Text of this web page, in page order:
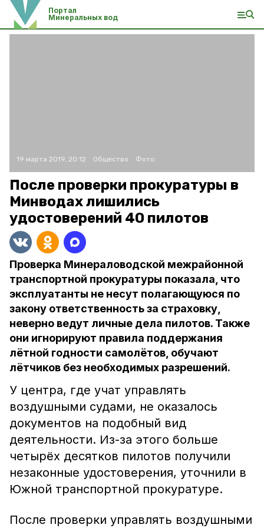
Портал
Минеральных вод
19 марта 2019, 20:12 Общество Фото:
После проверки прокуратуры в
Минводах лишились
удостоверений 40 пилотов
Проверка Минераловодской межрайонной
транспортной прокуратуры показала, что
эксплуатанты не несут полагающуюся по
закону ответственность за страховку,
неверно ведут личные дела пилотов. Также
они игнорируют правила поддержания
лётной годности самолётов, обучают
лётчиков без необходимых разрешений.
У центра, где учат управлять
воздушными судами, не оказалось
документов на подобный вид
деятельности. Из-за этого больше
четырёх десятков пилотов получили
незаконные удостоверения, уточнили в
Южной транспортной прокуратуре.
После проверки управлять воздушными